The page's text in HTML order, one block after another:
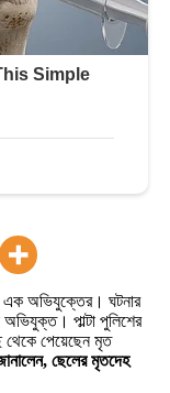
এক অভিযুক্তের। ঘটনার
অভিযুক্ত। পাল্টা পুলিশের
থেকে পেয়েছেন মৃত
ছেলের মৃতদেহ